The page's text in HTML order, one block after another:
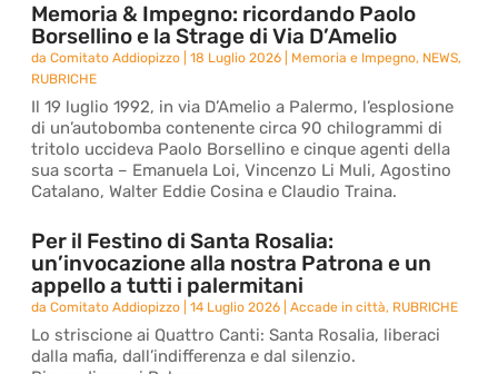
Memoria & Impegno: ricordando Paolo
Borsellino e la Strage di Via D’Amelio
daComitato Addiopizzo |18 Luglio 2026 Memoria e Impegno, NEWS,
RUBRICHE
Il 19 luglio 1992, in via D’Amelio a Palermo, l’esplosione
di un’autobomba contenente circa 90 chilogrammi di
tritolo uccideva Paolo Borsellino e cinque agenti della
sua scorta – Emanuela Loi, Vincenzo Li Muli, Agostino
Catalano, Walter Eddie Cosina e Claudio Traina.
Per il Festino di Santa Rosalia:
un’invocazione alla nostra Patrona e un
appello a tutti i palermitani
daComitato Addiopizzo |14 Luglio 2026 |Accade in città, RUBRICHE
Lo striscione ai Quattro Canti: Santa Rosalia, liberaci
dalla mafia, dall’indifferenza e dal silenzio.